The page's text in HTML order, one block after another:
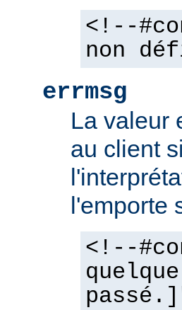
<!--
non
errmsg
La valeur
au client
l'emporte
<!--